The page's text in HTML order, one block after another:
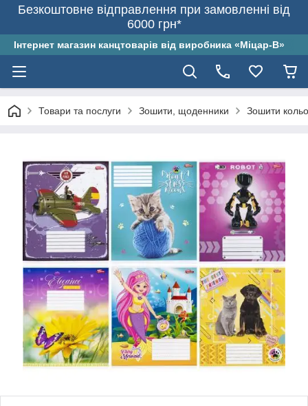
Безкоштовне відправлення при замовленні від
6000 грн*
Інтернет магазин канцтоварів від виробника «Міцар-В»
Товари та послуги Зошити, щоденники Зошити